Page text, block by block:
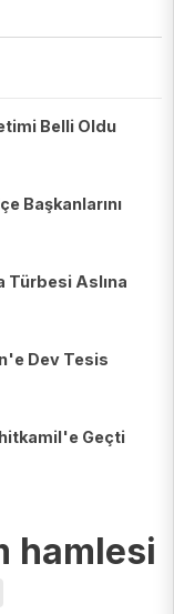
Belli Oldu
Başkanlarını
Türbesi Aslına
Dev Tesis
Geçti
hamlesi